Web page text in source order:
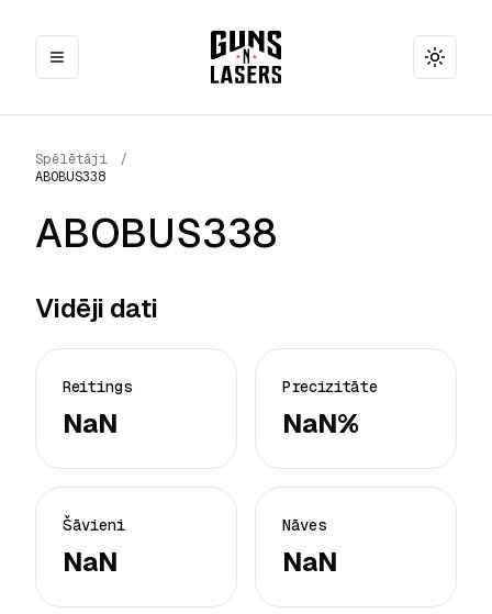
Toggle
Spēlētāji
/
ABOBUS338
ABOBUS338
Vidēji dati
Reitings
NaN
Precizitāte
NaN%
Šāvieni
NaN
Nāves
NaN